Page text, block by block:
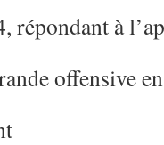
répondant à
offensive